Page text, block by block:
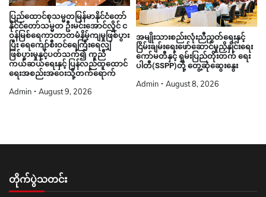
ပြည်ထောင်စုသမ္မတမြန်မာနိုင်ငံတော်
နိုင်ငံတော်သမ္မတ ဦးမင်းအောင်လှိုင် င
ဝန်မြစ်ရေကာတာတမံနိမ့်ကျမှုဖြစ်ပွား
ပြီး ရေကျော်စီးဝင်ရေကြီးရေလျှံ
ဖြစ်ပွားမှုနှင့်ပတ်သက်၍ ကူညီ
ကယ်ဆယ်ရေးနှင့် ပြန်လည်ထူထောင်
ရေးအစည်းအဝေးသို့တက်ရောက်
Admin August 9, 2026
အမျိုးသားစည်းလုံးညီညွတ်ရေးနှင့်
ငြိမ်းချမ်းရေးဖော်ဆောင်မှုညှိနှိုင်းရေး
ကော်မတီနှင့် ရှမ်းပြည်တိုးတက် ရေး
ပါတီ(SSPP)တို့ တွေ့ဆုံဆွေးနွေး
Admin August 8, 2026
တိုက်ပွဲသတင်း